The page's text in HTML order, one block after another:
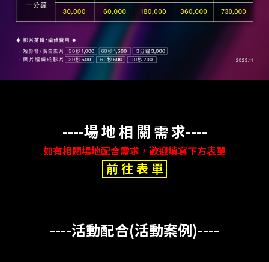
----場 地 相 關 需 求----
如有相關場地配合需求，歡迎填寫下方表單
前 往 表 單
----活動配合(活動案例)----